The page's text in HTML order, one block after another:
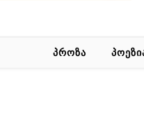
ᲞᲠᲝᲖᲐ